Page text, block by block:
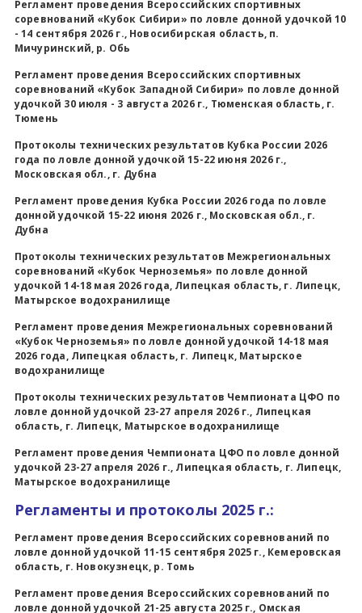
Регламент проведения Всероссийских спортивных
соревнований «Кубок Сибири» по ловле донной удочкой 10
- 14 сентября 2026 г., Новосибирская область, п.
Мичуринский, р. Обь
Регламент проведения Всероссийских спортивных
соревнований «Кубок Западной Сибири» по ловле донной
удочкой 30 июля - 3 августа 2026 г., Тюменская область, г.
Тюмень
Протоколы технических результатов Кубка России 2026
года по ловле донной удочкой 15-22 июня 2026 г.,
Московская обл., г. Дубна
Регламент проведения Кубка России 2026 года по ловле
донной удочкой 15-22 июня 2026 г., Московская обл., г.
Дубна
Протоколы технических результатов Межрегиональных
соревнований «Кубок Черноземья» по ловле донной
удочкой 14-18 мая 2026 года, Липецкая область, г. Липецк,
Матырское водохранилище
Регламент проведения Межрегиональных соревнований
«Кубок Черноземья» по ловле донной удочкой 14-18 мая
2026 года, Липецкая область, г. Липецк, Матырское
водохранилище
Протоколы технических результатов Чемпионата ЦФО по
ловле донной удочкой 23-27 апреля 2026 г., Липецкая
область, г. Липецк, Матырское водохранилище
Регламент проведения Чемпионата ЦФО по ловле донной
удочкой 23-27 апреля 2026 г., Липецкая область, г. Липецк,
Матырское водохранилище
Регламенты и протоколы 2025 г.:
Регламент проведения Всероссийских соревнований по
ловле донной удочкой 11-15 сентября 2025 г., Кемеровская
область, г. Новокузнецк, р. Томь
Регламент проведения Всероссийских соревнований по
ловле донной удочкой 21-25 августа 2025 г., Омская
Всероссийские правила
Судейские документы